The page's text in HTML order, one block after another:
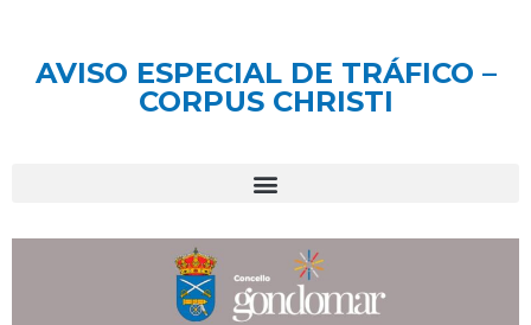
AVISO ESPECIAL DE TRÁFICO –
CORPUS CHRISTI